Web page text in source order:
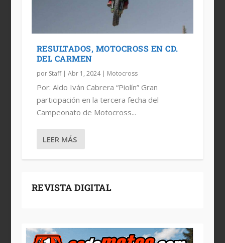
RESULTADOS, MOTOCROSS EN CD.
DEL CARMEN
por Staff| Abr 1, 2024| Motocross
Por: Aldo Iván Cabrera “Piolín” Gran
participación en la tercera fecha del
Campeonato de Motocross...
LEER MÁS
REVISTA DIGITAL